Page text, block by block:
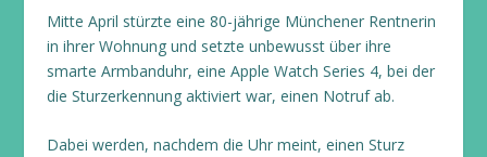
Mitte April stürzte eine 80-jährige Münchener Rentnerin
in ihrer Wohnung und setzte unbewusst über ihre
smarte Armbanduhr, eine Apple Watch Series 4, bei der
die Sturzerkennung aktiviert war, einen Notruf ab.
Dabei werden, nachdem die Uhr meint, einen Sturz